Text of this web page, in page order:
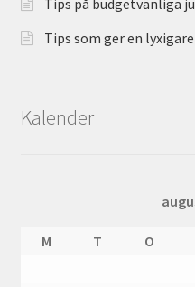
Tips på budgetvänliga
Tips som ger en
Kalender
M T O